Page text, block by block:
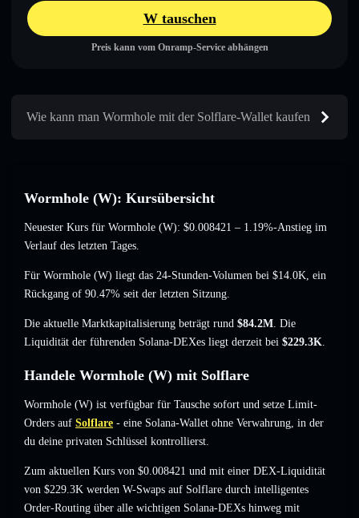
W tauschen
Preis kann vom Onramp-Service abhängen
Wie kann man Wormhole mit der Solflare-Wallet kaufen
Wormhole (W): Kursübersicht
Neuester Kurs für Wormhole (W): $0.008421 – 1.19%-Anstieg im
Verlauf des letzten Tages.
Für Wormhole (W) liegt das 24-Stunden-Volumen bei $14.0K, ein
Rückgang of 90.47% seit der letzten Sitzung.
Die aktuelle Marktkapitalisierung beträgt rund $84.2M. Die
Liquidität der führenden Solana-DEXes liegt derzeit bei $229.3K.
Handele Wormhole (W) mit Solflare
Wormhole (W) ist verfügbar für Tausche sofort und setze Limit-
Orders auf Solflare - eine Solana-Wallet ohne Verwahrung, in der
du deine privaten Schlüssel kontrollierst.
Zum aktuellen Kurs von $0.008421 und mit einer DEX-Liquidität
von $229.3K werden W-Swaps auf Solflare durch intelligentes
Order-Routing über alle wichtigen Solana-DEXs hinweg mit